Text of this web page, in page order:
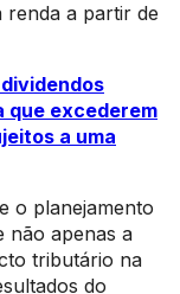
renda a partir de
que excederem
a uma
o planejamento
não apenas a
tributário na
do